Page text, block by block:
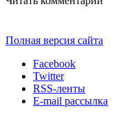
Полная версия сайта
Facebook
Twitter
RSS-ленты
E-mail рассылка